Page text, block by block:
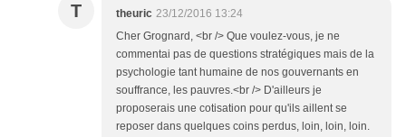
T theuric 23/12/2016 13:24
Cher Grognard, <br /> Que voulez-vous, je ne
commentai pas de questions stratégiques mais de la
psychologie tant humaine de nos gouvernants en
souffrance, les pauvres.<br /> D'ailleurs je
proposerais une cotisation pour qu'ils aillent se
reposer dans quelques coins perdus, loin, loin, loin.